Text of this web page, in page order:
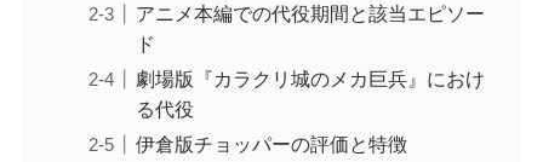
アニメ本編での代役期間と該当エピソー
ド
劇場版『カラクリ城のメカ巨兵』におけ
る代役
伊倉版チョッパーの評価と特徴